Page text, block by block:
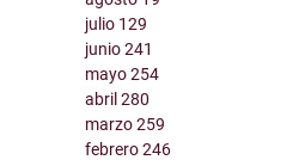
julio 129
junio241
mayo254
abril280
marzo259
febrero246